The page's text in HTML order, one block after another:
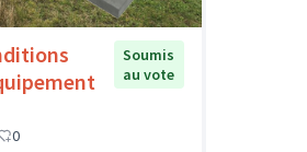
Soumis
au vote
0